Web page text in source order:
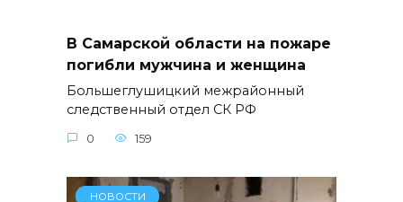
В Самарской области на пожаре
погибли мужчина и женщина
Большеглушицкий межрайонный
следственный отдел СК РФ
0 159
НОВОСТИ